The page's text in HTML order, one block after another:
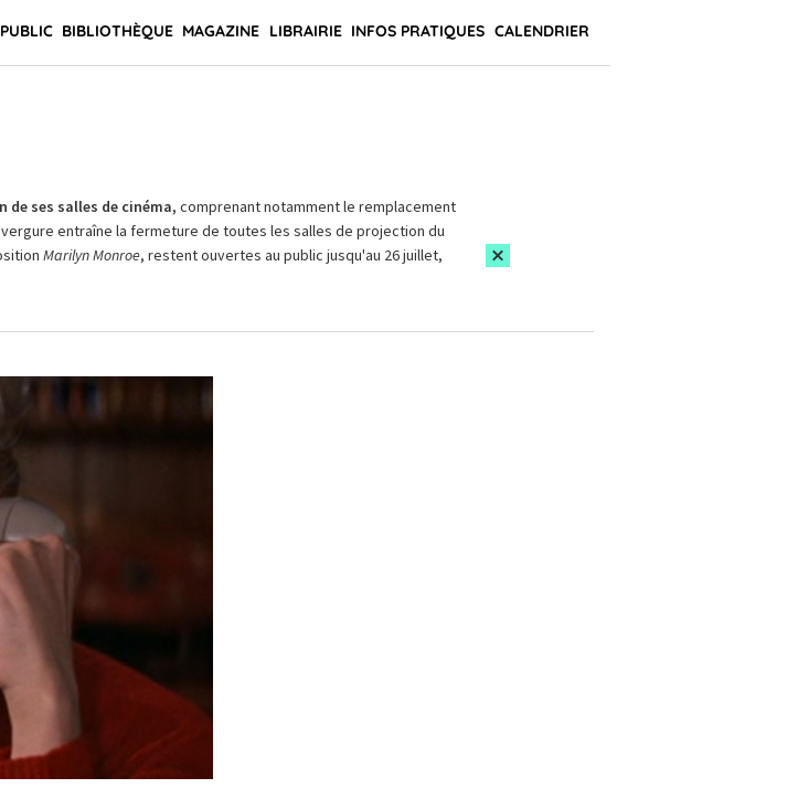
BIBLIOTHÈQUE MAGAZINE LIBRAIRIE INFOS PRATIQUES CALENDRIER
de ses salles de cinéma, comprenant notamment le remplacement
entraîne la fermeture de toutes les salles de projection du
Marilyn Monroe, restent ouvertes au public jusqu'au 26 juillet,